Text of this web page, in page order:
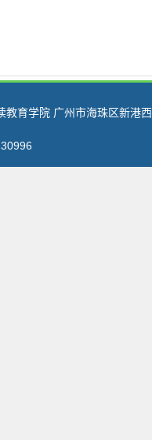
教育学院 广州市海珠区新港